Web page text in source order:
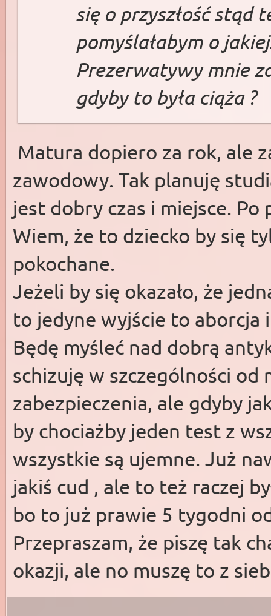
się o przyszłość stąd
pomyślałabym o
Prezerwatywy mnie
gdyby to była ciąża ?
Matura dopiero za rok, ale
zawodowy. Tak planuję
jest dobry czas i miejsce.
Wiem, że to dziecko by się
pokochane.
Jeżeli by się okazało, że
to jedyne wyjście to aborcja
Będę myśleć nad dobrą
schizuję w szczególności
zabezpieczenia, ale gdyby
by chociażby jeden test z
wszystkie są ujemne. Już
jakiś cud , ale to też raczej
bo to już prawie 5 tygodni
Przepraszam, że piszę tak
okazji, ale no muszę to z